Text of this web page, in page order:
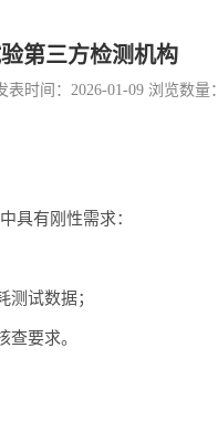
第三方检测机构
时间：2026-01-09 浏览数量：
具有刚性需求：
试数据；
要求。